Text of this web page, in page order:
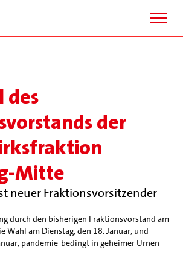
des
der
Mitte
neuer Fraktionsvorsitzender
durch den bisherigen Fraktionsvorstand am
Wahl am Dienstag, den 18. Januar, und
pandemie-bedingt in geheimer Urnen-